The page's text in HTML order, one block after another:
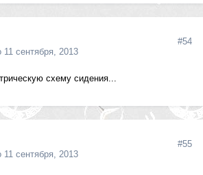
11 сентября, 2013
#54
схему сидения...
11 сентября, 2013
#55